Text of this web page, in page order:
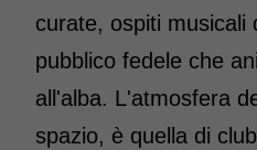
curate, ospiti musicali
pubblico fedele che
all'alba. L'atmosfera
spazio, è quella di